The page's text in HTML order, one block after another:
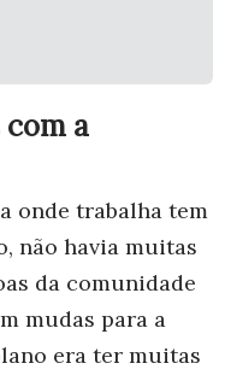
a
onde trabalha tem
não havia muitas
da comunidade
mudas para a
era ter muitas